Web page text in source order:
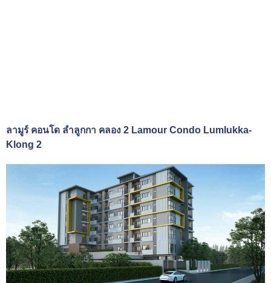
ลามูร์ คอนโด ลำลูกกา คลอง 2 Lamour Condo Lumlukka-
Klong 2